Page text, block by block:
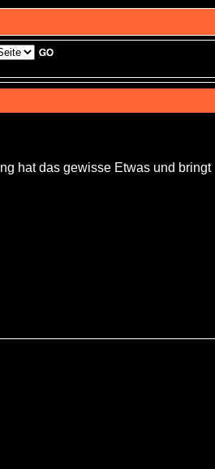
hat das gewisse Etwas und bringt